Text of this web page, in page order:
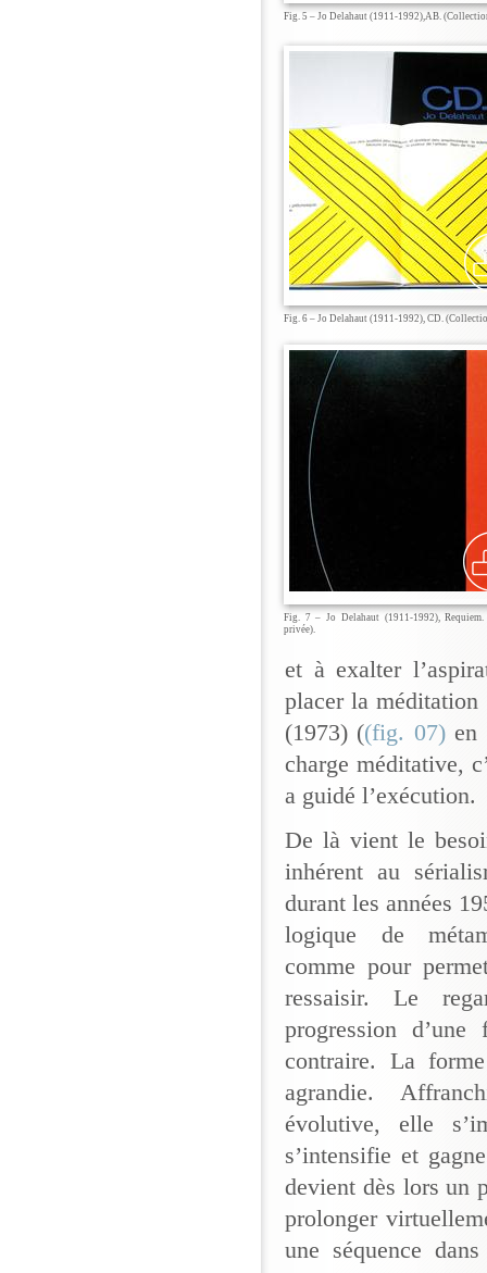
Fig. 5 – Jo Delahaut (1911-1992),AB.
Fig. 6 – Jo Delahaut (1911-1992), CD.
Fig. 7 – Jo Delahaut (1911-1992),
privée).
et à exalter
placer la
(1973) ((fig. 07)en
charge méditative,
a guidé l’exécution.
De là vient le
inhérent au
durant les années
logique de
comme pour
ressaisir. Le
progression
contraire. La
agrandie.
évolutive, elle
s’intensifie et
devient dès lors un
prolonger
une séquence